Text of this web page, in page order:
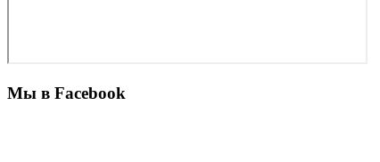
Мы в Facebook